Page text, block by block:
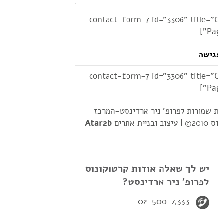
[contact-form-7 id="3306"
[contact-form-7 id="3306"
שמורות לפרופ' ניר ארדינסט-המרכז
|
עיצוב ובניית אתרים Atar2b
יש לך שאלה אודות קרטוקונוס
לפרופ' ניר ארדינסט?
02-500-4333